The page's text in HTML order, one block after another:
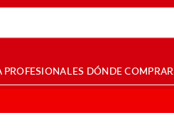
PROFESIONALES DÓNDE COMPRAR